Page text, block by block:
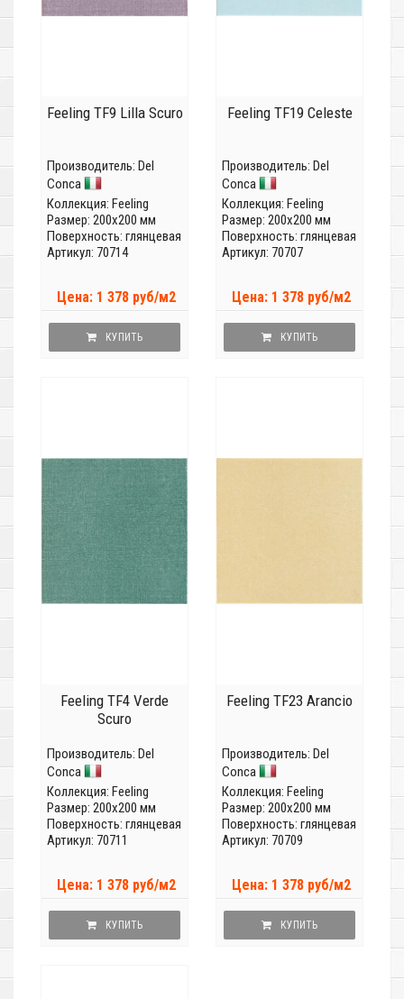
Feeling TF9 Lilla Scuro
Производитель: Del
Conca
Коллекция: Feeling
Размер: 200x200 мм
Поверхность: глянцевая
Артикул: 70714
Цена: 1 378 руб/м2
КУПИТЬ
Feeling TF19 Celeste
Производитель: Del
Conca
Коллекция: Feeling
Размер: 200x200 мм
Поверхность: глянцевая
Артикул: 70707
Цена: 1 378 руб/м2
КУПИТЬ
Feeling TF4 Verde
Scuro
Производитель: Del
Conca
Коллекция: Feeling
Размер: 200x200 мм
Поверхность: глянцевая
Артикул: 70711
Цена: 1 378 руб/м2
КУПИТЬ
Feeling TF23 Arancio
Производитель: Del
Conca
Коллекция: Feeling
Размер: 200x200 мм
Поверхность: глянцевая
Артикул: 70709
Цена: 1 378 руб/м2
КУПИТЬ